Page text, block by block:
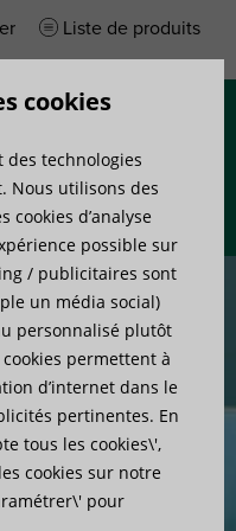
Liste de produits
cookies
des technologies
Nous utilisons des
cookies d’analyse
possible sur
/ publicitaires sont
un média social)
personnalisé plutôt
permettent à
d’internet dans le
pertinentes. En
tous les cookies\',
cookies sur notre
pour